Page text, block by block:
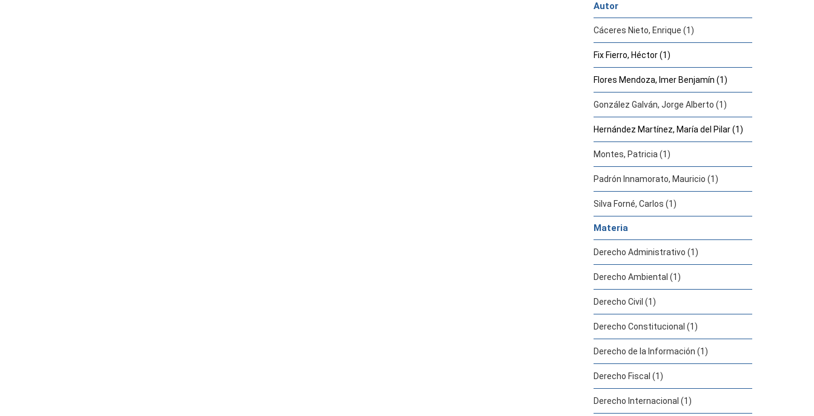
Autor
Cáceres Nieto, Enrique (1)
Fix Fierro, Héctor (1)
Flores Mendoza, Imer Benjamín (1)
González Galván, Jorge Alberto (1)
Hernández Martínez, María del Pilar (1)
Montes, Patricia (1)
Padrón Innamorato, Mauricio (1)
Silva Forné, Carlos (1)
Materia
Derecho Administrativo (1)
Derecho Ambiental (1)
Derecho Civil (1)
Derecho Constitucional (1)
Derecho de la Información (1)
Derecho Fiscal (1)
Derecho Internacional (1)